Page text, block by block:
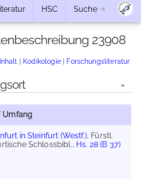
HSC Suche
23908
Inhalt | Kodikologie| Forschungsliteratur
in Steinfurt (Westf.), Fürstl.
Schlossbibl., Hs. 28 (B 37)